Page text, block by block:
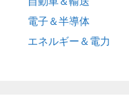
電子＆半導体
エネルギー＆電力